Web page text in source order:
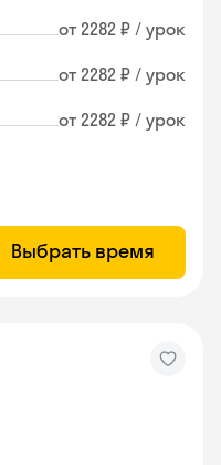
от 2282 ₽ / урок
от 2282 ₽ / урок
от 2282 ₽ / урок
Выбрать время